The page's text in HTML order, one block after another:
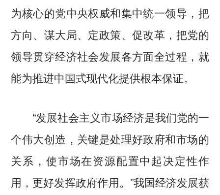
为核心的党中央权威和集中统一领导，把
方向、谋大局、定政策、促改革，把党的
领导贯穿经济社会发展各方面全过程，就
能为推进中国式现代化提供根本保证。
“发展社会主义市场经济是我们党的一
个伟大创造，关键是处理好政府和市场的
关系，使市场在资源配置中起决定性作
用，更好发挥政府作用。”我国经济发展获